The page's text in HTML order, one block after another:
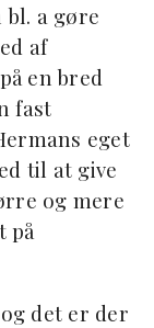
bl. a gøre
af
en bred
fast
eget
til at give
og mere
på
det er der